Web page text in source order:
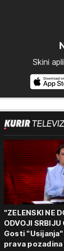
Skini
"ZELENSKI NE
ODVOJI SRBIJU
Gosti
prava